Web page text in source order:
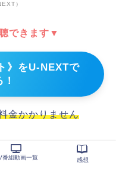
）
できます▼
》をU-NEXTで
金かかりません
番組動画一覧 感想